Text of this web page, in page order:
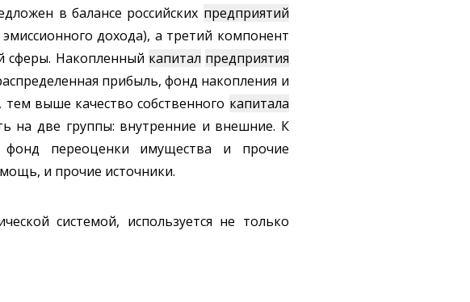
в балансе российских предприятий
дохода), а третий компонент
сферы. Накопленный капитал предприятия
прибыль, фонд накопления и
, тем выше качество собственного капитала
на две группы: внутренние и внешние. К
фонд переоценки имущества и прочие
и прочие источники.
системой, используется не только